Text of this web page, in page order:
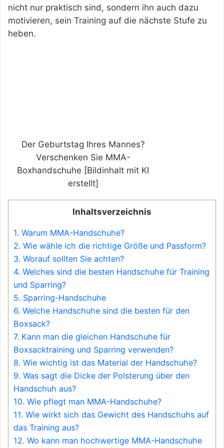
nicht nur praktisch sind, sondern ihn auch dazu
motivieren, sein Training auf die nächste Stufe zu
heben.
Der Geburtstag Ihres Mannes?
Verschenken Sie MMA-
Boxhandschuhe [Bildinhalt mit KI
erstellt]
Inhaltsverzeichnis
1. Warum MMA-Handschuhe?
2. Wie wähle ich die richtige Größe und Passform?
3. Worauf sollten Sie achten?
4. Welches sind die besten Handschuhe für Training
und Sparring?
5. Sparring-Handschuhe
6. Welche Handschuhe sind die besten für den
Boxsack?
7. Kann man die gleichen Handschuhe für
Boxsacktraining und Sparring verwenden?
8. Wie wichtig ist das Material der Handschuhe?
9. Was sagt die Dicke der Polsterung über den
Handschuh aus?
10. Wie pflegt man MMA-Handschuhe?
11. Wie wirkt sich das Gewicht des Handschuhs auf
das Training aus?
12. Wo kann man hochwertige MMA-Handschuhe